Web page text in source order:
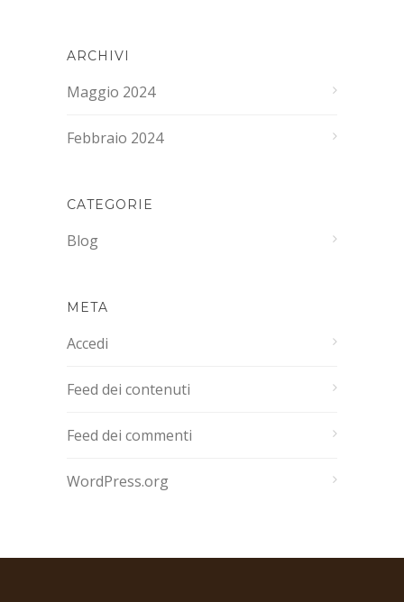
ARCHIVI
Maggio 2024
Febbraio 2024
CATEGORIE
Blog
META
Accedi
Feed dei contenuti
Feed dei commenti
WordPress.org